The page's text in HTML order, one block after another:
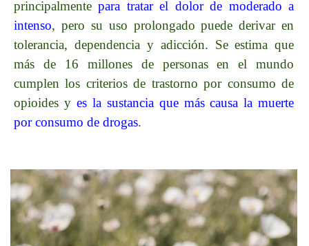
principalmentepara tratar el dolor de moderado a
intenso, pero su uso prolongado puede derivar en
tolerancia, dependencia y adicción. Se estima que
más de 16 millones de personas en el mundo
cumplen los criterios de trastorno por consumo de
opioides y es la sustancia que máscausa la muerte
por consumo de drogas.